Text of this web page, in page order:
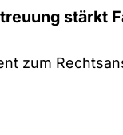
stärkt
zum